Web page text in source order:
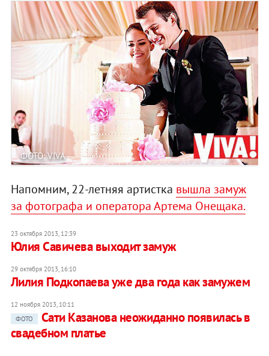
ФОТО: VIVA
Напомним, 22-летняя артистка вышла замуж
за фотографа и оператора Артема Онещака.
23 октября 2013, 12:39
Юлия Савичева выходит замуж
29 октября 2013, 16:10
Лилия Подкопаева уже два года как замужем
12 ноября 2013, 10:11
ФОТО
Сати Казанова неожиданно появилась в
свадебном платье